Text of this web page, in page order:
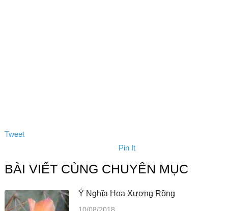
Tweet
Pin It
BÀI VIẾT CÙNG CHUYÊN MỤC
Ý Nghĩa Hoa Xương Rồng